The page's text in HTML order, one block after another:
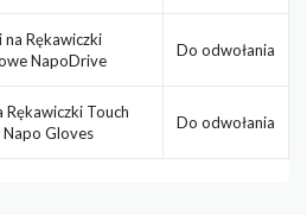
na Rękawiczki
NapoDrive
Do odwołania
Touch
Napo Gloves
Do odwołania